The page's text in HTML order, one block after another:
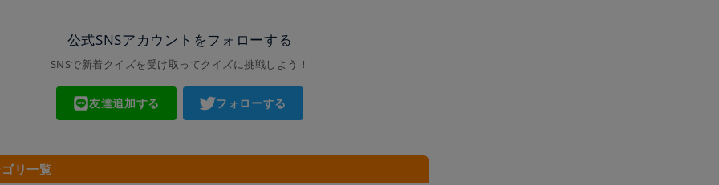
公式SNSアカウントをフォローする
SNSで新着クイズを受け取ってクイズに挑戦しよう！
友達追加する フォローする
リ一覧